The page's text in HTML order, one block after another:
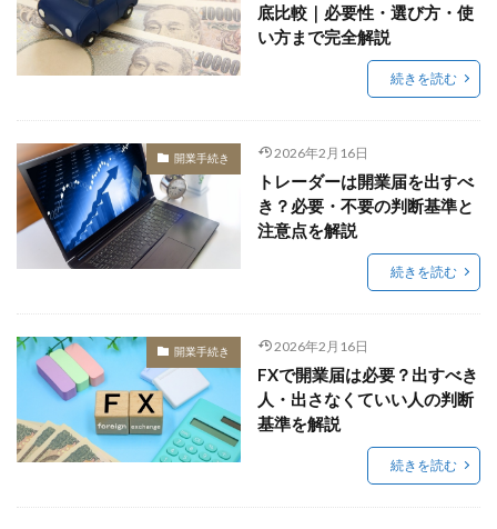
底比較｜必要性・選び方・使
い方まで完全解説
続きを読む
開業手続き 2026年2月16日
トレーダーは開業届を出すべ
き？必要・不要の判断基準と
注意点を解説
続きを読む
開業手続き 2026年2月16日
FXで開業届は必要？出すべき
人・出さなくていい人の判断
基準を解説
続きを読む